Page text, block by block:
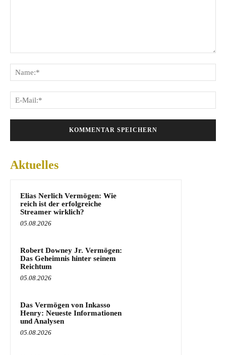
Aktuelles
Elias Nerlich Vermögen: Wie
reich ist der erfolgreiche
Streamer wirklich?
05.08.2026
Robert Downey Jr. Vermögen:
Das Geheimnis hinter seinem
Reichtum
05.08.2026
Das Vermögen von Inkasso
Henry: Neueste Informationen
und Analysen
05.08.2026